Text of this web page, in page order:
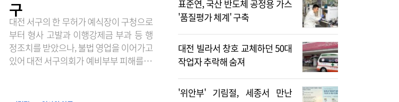
구
대전 서구의 한 무허가 예식장이 구청으로
부터 형사 고발과 이행강제금 부과 등 행
정조치를 받았으나, 불법 영업을 이어가고
있어 대전 서구의회가 예비부부 피해를 막
표준연, 국산 반도체 공정용 가스
'품질평가 체계' 구축
대전 빌라서 창호 교체하던 50대
작업자 추락해 숨져
'위안부' 기림절, 세종서 만난